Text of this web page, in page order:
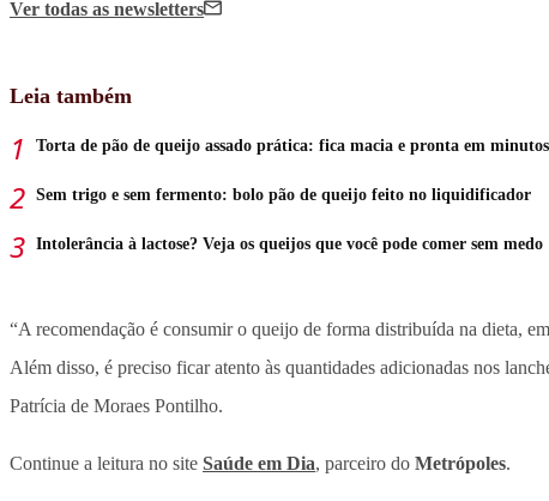
Ver todas as newsletters
Leia também
Torta de pão de queijo assado prática: fica macia e pronta em minutos
Sem trigo e sem fermento: bolo pão de queijo feito no liquidificador
Intolerância à lactose? Veja os queijos que você pode comer sem medo
“A recomendação é consumir o queijo de forma distribuída na dieta,
Além disso, é preciso ficar atento às quantidades adicionadas nos
Patrícia de Moraes Pontilho.
Continue a leitura no site Saúde em Dia, parceiro do Metrópoles.